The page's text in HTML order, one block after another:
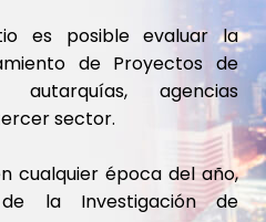
es posible evaluar la
de Proyectos de
autarquías, agencias
sector.
cualquier época del año,
de la Investigación de